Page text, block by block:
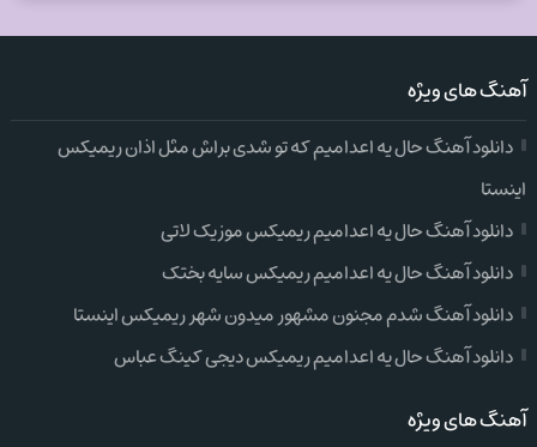
آهنگ های ویژه
دانلود آهنگ حال یه اعدامیم که تو شدی براش مثل اذان ریمیکس
اینستا
دانلود آهنگ حال یه اعدامیم ریمیکس موزیک لاتی
دانلود آهنگ حال یه اعدامیم ریمیکس سایه بختک
دانلود آهنگ شدم مجنون مشهور میدون شهر ریمیکس اینستا
دانلود آهنگ حال یه اعدامیم ریمیکس دیجی کینگ عباس
آهنگ های ویژه